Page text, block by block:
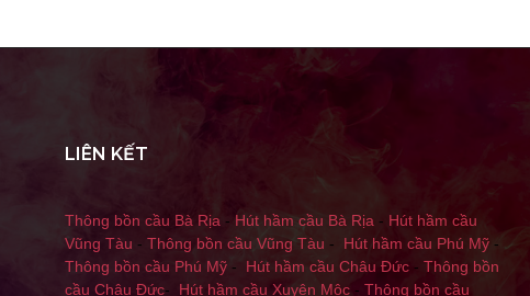
LIÊN KẾT
Thông bồn cầu Bà Rịa - Hút hầm cầu Bà Rịa - Hút hầm cầu
Vũng Tàu - Thông bồn cầu Vũng Tàu - Hút hầm cầu Phú Mỹ -
Thông bồn cầu Phú Mỹ - Hút hầm cầu Châu Đức - Thông bồn
cầu Châu Đức- Hút hầm cầu Xuyên Mộc - Thông bồn cầu